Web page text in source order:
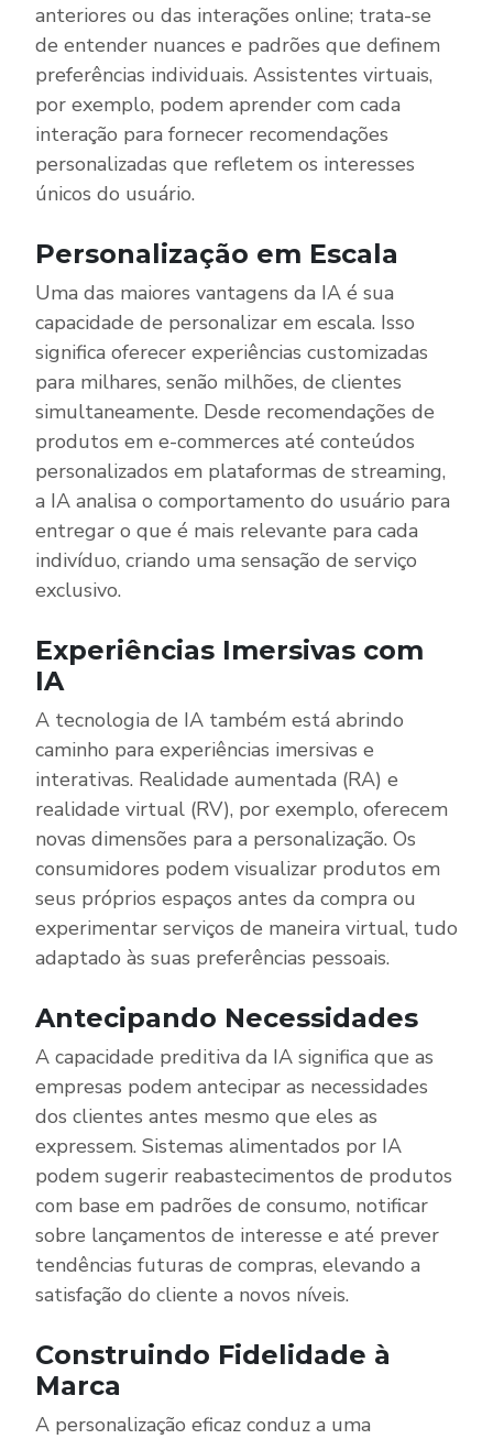
anteriores ou das interações online; trata-se
de entender nuances e padrões que definem
preferências individuais. Assistentes virtuais,
por exemplo, podem aprender com cada
interação para fornecer recomendações
personalizadas que refletem os interesses
únicos do usuário.
Personalização em Escala
Uma das maiores vantagens da IA é sua
capacidade de personalizar em escala. Isso
significa oferecer experiências customizadas
para milhares, senão milhões, de clientes
simultaneamente. Desde recomendações de
produtos em e-commerces até conteúdos
personalizados em plataformas de streaming,
a IA analisa o comportamento do usuário para
entregar o que é mais relevante para cada
indivíduo, criando uma sensação de serviço
exclusivo.
Experiências Imersivas com
IA
A tecnologia de IA também está abrindo
caminho para experiências imersivas e
interativas. Realidade aumentada (RA) e
realidade virtual (RV), por exemplo, oferecem
novas dimensões para a personalização. Os
consumidores podem visualizar produtos em
seus próprios espaços antes da compra ou
experimentar serviços de maneira virtual, tudo
adaptado às suas preferências pessoais.
Antecipando Necessidades
A capacidade preditiva da IA significa que as
empresas podem antecipar as necessidades
dos clientes antes mesmo que eles as
expressem. Sistemas alimentados por IA
podem sugerir reabastecimentos de produtos
com base em padrões de consumo, notificar
sobre lançamentos de interesse e até prever
tendências futuras de compras, elevando a
satisfação do cliente a novos níveis.
Construindo Fidelidade à
Marca
A personalização eficaz conduz a uma